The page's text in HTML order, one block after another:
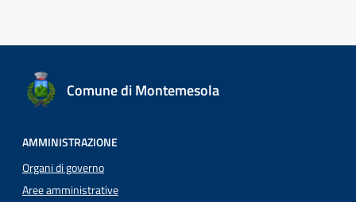
Comune di Montemesola
AMMINISTRAZIONE
Organi di governo
Aree amministrative